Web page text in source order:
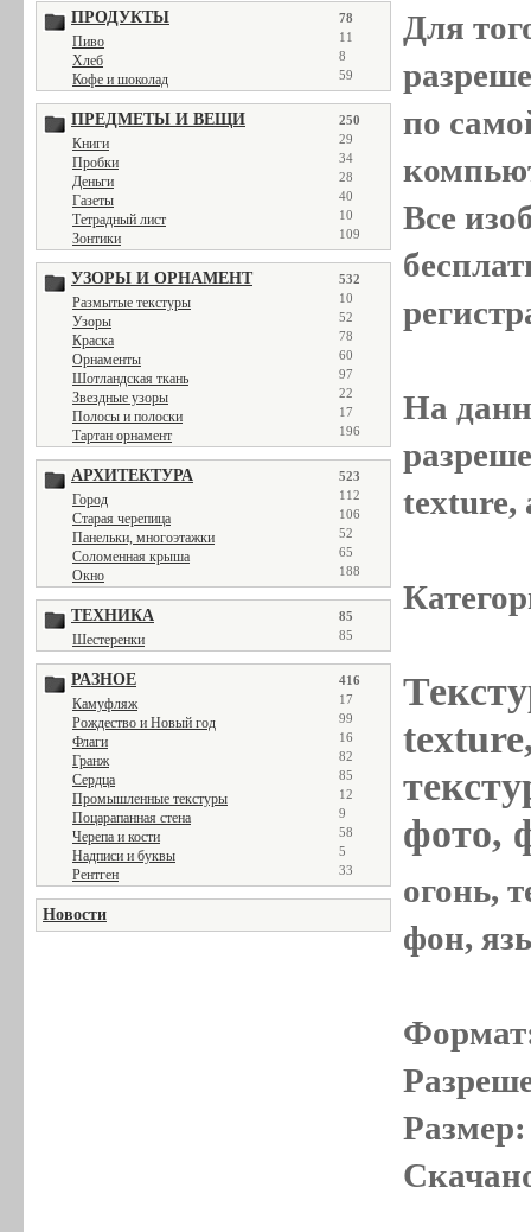
ПРОДУКТЫ 78
Пиво 11
Хлеб 8
Кофе и шоколад 59
ПРЕДМЕТЫ И ВЕЩИ 250
Книги 29
Пробки 34
Деньги 28
Газеты 40
Тетрадный лист 10
Зонтики 109
УЗОРЫ И ОРНАМЕНТ 532
Размытые текстуры 10
Узоры 52
Краска 78
Орнаменты 60
Шотландская ткань 97
Звездные узоры 22
Полосы и полоски 17
Тартан орнамент 196
АРХИТЕКТУРА 523
Город 112
Старая черепица 106
Панельки, многоэтажки 52
Соломенная крыша 65
Окно 188
ТЕХНИКА 85
Шестеренки 85
РАЗНОЕ 416
Камуфляж 17
Рождество и Новый год 99
Флаги 16
Гранж 82
Сердца 85
Промышленные текстуры 12
Поцарапанная стена 9
Черепа и кости 58
Надписи и буквы 5
Рентген 33
Новости
Для
по
Все
На
texture,
фото,
огонь,
фон,